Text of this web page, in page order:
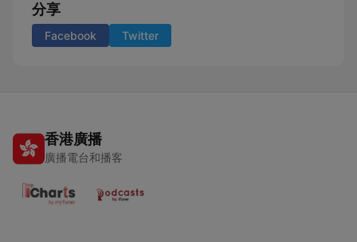
分享
Facebook Twitter
香港廣播
廣播電台和播客